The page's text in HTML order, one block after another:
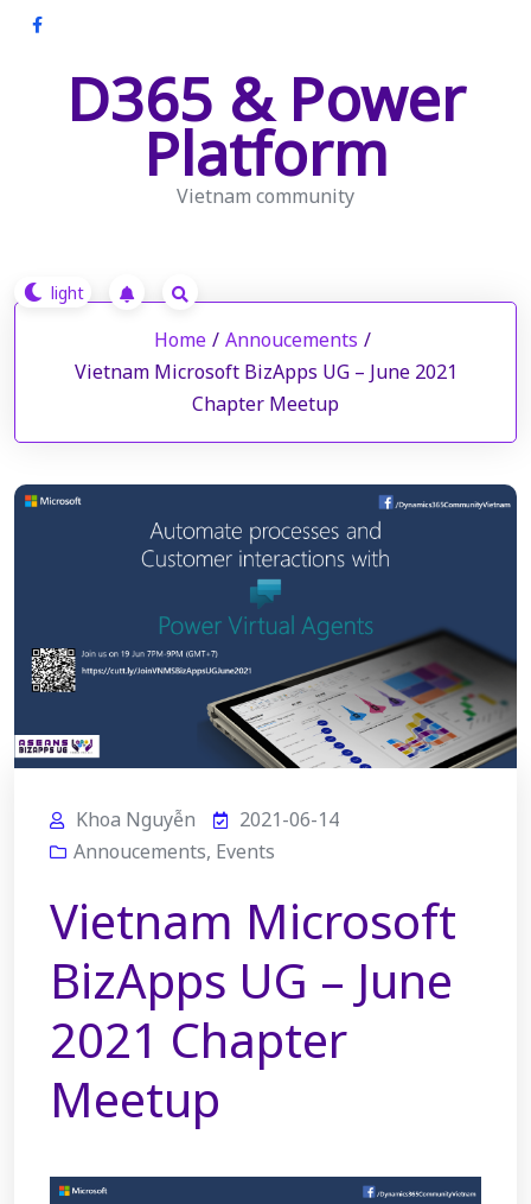
Skip
D365 & Power
Platform
Vietnam community
Home / Annoucements /
Vietnam Microsoft BizApps UG – June 2021
Chapter Meetup
Khoa Nguyễn
2021-06-14
Annoucements, Events
Vietnam Microsoft
BizApps UG – June
2021 Chapter
Meetup